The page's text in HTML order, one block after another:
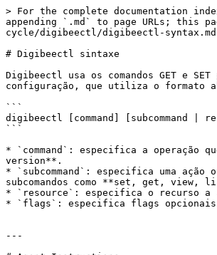
> For the complete documentation
appending `.md` to page URLs; this
cycle/digibeectl/digibeectl-
# Digibeectl sintaxe
Digibeectl usa os comandos GET e
configuração, que utiliza o formato
```
digibeectl [command] [subcommand |
```
* `command`: especifica a operação
version**.
* `subcommand`: especifica uma
subcomandos como **set, get,
* `resource`: especifica o recurso a
* `flags`: especifica flags opcionais.
---